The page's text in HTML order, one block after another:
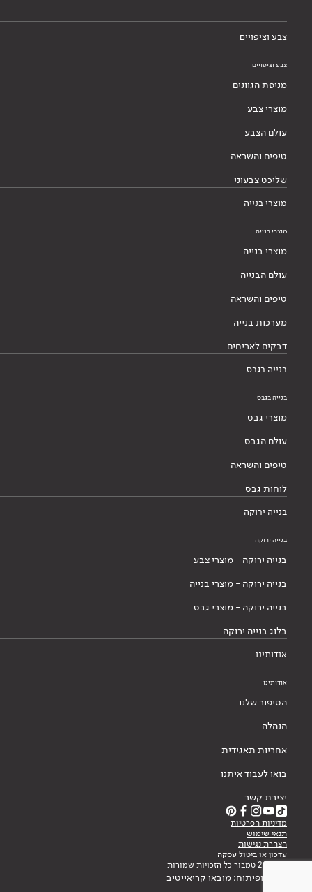
צבע וציפויים
צבע וציפויים
מניפת הגוונים
מוצרי צבע
עולם הצבע
טיפים והשראה
שליכט צבעוני
מוצרי בנייה
מוצרי בנייה
מוצרי בנייה
עולם הבנייה
טיפים והשראה
מערכות בנייה
דבקים לאריחים
בנייה בגבס
בנייה בגבס
מוצרי גבס
עולם הגבס
טיפים והשראה
לוחות גבס
בנייה ירוקה
בנייה ירוקה
בנייה ירוקה - מוצרי צבע
בנייה ירוקה - מוצרי בנייה
בנייה ירוקה - מוצרי גבס
בלוג בנייה ירוקה
אודותינו
אודותינו
הסיפור שלנו
הנהלה
אחריות תאגידית
בואו לעבוד איתנו
יצירת קשר
מדיניות הפרטיות
תנאי שימוש
הצהרת נגישות
עדכון או ביטול עסקה
© 2026 טמבור כל הזכויות שמורות
עיצוב ופיתוח: מובאו קריאייטיב